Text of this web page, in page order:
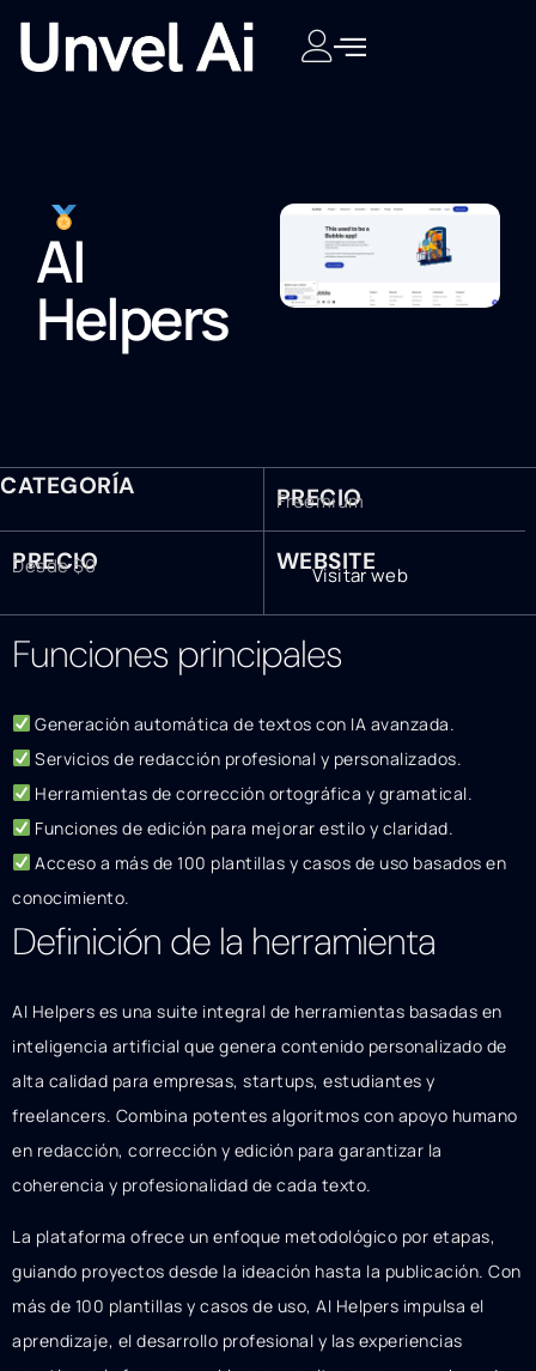
AI
Helpers
CATEGORÍA PRECIO
Freemium
PRECIO
Desde $0 WEBSITE
Visitar web
Funciones principales
Generación automática de textos con IA avanzada.
Servicios de redacción profesional y personalizados.
Herramientas de corrección ortográfica y gramatical.
Funciones de edición para mejorar estilo y claridad.
Acceso a más de 100 plantillas y casos de uso basados en
conocimiento.
Definición de la herramienta
AI Helpers es una suite integral de herramientas basadas en
inteligencia artificial que genera contenido personalizado de
alta calidad para empresas, startups, estudiantes y
freelancers. Combina potentes algoritmos con apoyo humano
en redacción, corrección y edición para garantizar la
coherencia y profesionalidad de cada texto.
La plataforma ofrece un enfoque metodológico por etapas,
guiando proyectos desde la ideación hasta la publicación. Con
más de 100 plantillas y casos de uso, AI Helpers impulsa el
aprendizaje, el desarrollo profesional y las experiencias